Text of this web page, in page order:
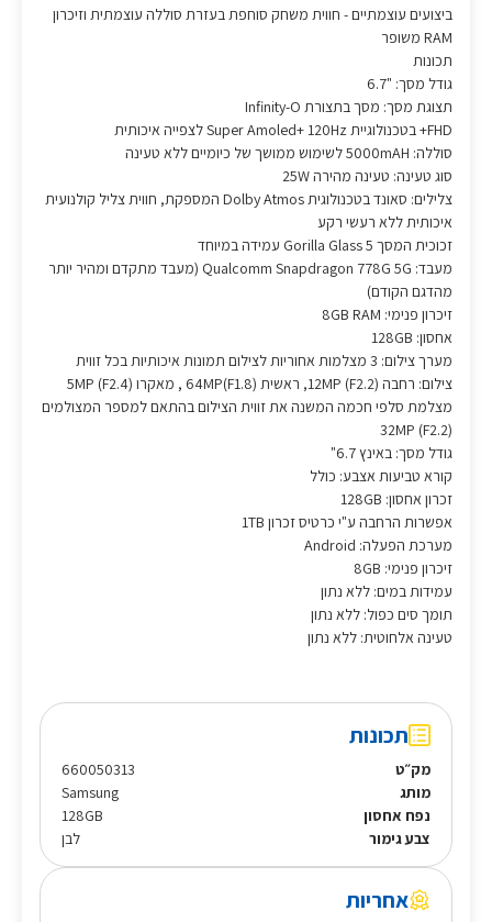
ביצועים עוצמתיים - חווית משחק סוחפת בעזרת סוללה עוצמתית וזיכרון
RAM משופר
תכונות
גודל מסך: "6.7
תצוגת מסך: מסך בתצורת Infinity-O
FHD+ בטכנולוגיית Super Amoled+ 120Hz לצפייה איכותית
סוללה: 5000mAH לשימוש ממושך של כיומיים ללא טעינה
סוג טעינה: טעינה מהירה 25W
צלילים: סאונד בטכנולוגית Dolby Atmos המספקת, חווית צליל קולנועית
איכותית ללא רעשי רקע
זכוכית המסך Gorilla Glass 5 עמידה במיוחד
מעבד: Qualcomm Snapdragon 778G 5G (מעבד מתקדם ומהיר יותר
מהדגם הקודם)
זיכרון פנימי: 8GB RAM
אחסון: 128GB
מערך צילום: 3 מצלמות אחוריות לצילום תמונות איכותיות בכל זווית
צילום: רחבה (F2.2) 12MP, ראשית (F1.8)64MP , מאקרו (F2.4) 5MP
מצלמת סלפי חכמה המשנה את זווית הצילום בהתאם למספר המצולמים
גודל מסך: באינץ 6.7"
קורא טביעות אצבע: כולל
זכרון אחסון: 128GB
אפשרות הרחבה ע"י כרטיס זכרון 1TB
מערכת הפעלה: Android
זיכרון פנימי: 8GB
עמידות במים: ללא נתון
תומך סים כפול: ללא נתון
טעינה אלחוטית: ללא נתון
תכונות
מק״ט
660050313
מותג
Samsung
נפח אחסון
128GB
צבע גימור
לבן
אחריות